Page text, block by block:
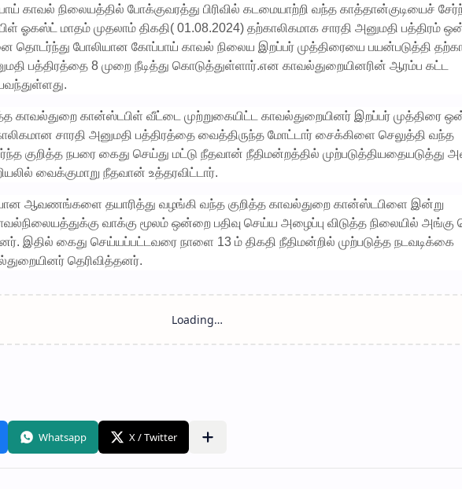
காவல் நிலையத்தில் போக்குவரத்து பிரிவில் கடமையாற்றி வந்த காத்தான்குடியைச்
ஓகஸ்ட் மாதம் முதலாம் திகதி( 01.08.2024) தற்காலிகமாக சாரதி அனுமதி பத்திரம்
போலியான கோப்பாய் காவல் நிலைய இறப்பர் முத்திரையை பயன்படுத்தி
பத்திரத்தை 8 முறை நீடித்து கொடுத்துள்ளார்.என காவல்துறையினரின் ஆரம்ப கட்ட
காவல்துறை கான்ஸ்டபிள் வீட்டை முற்றுகையிட்ட காவல்துறையினர் இறப்பர் முத்திரை
சாரதி அனுமதி பத்திரத்தை வைத்திருந்த மோட்டார் சைக்கிளை செலுத்தி வந்த
குறித்த நபரை கைது செய்து மட்டு நீதவான் நீதிமன்றத்தில் முற்படுத்தியதையடுத்து
வைக்குமாறு நீதவான் உத்தரவிட்டார்.
ஆவணங்களை தயாரித்து வழங்கி வந்த குறித்த காவல்துறை கான்ஸ்டபிளை இன்று
வாக்கு மூலம் ஒன்றை பதிவு செய்ய அழைப்பு விடுத்த நிலையில் அங்கு
இதில் கைது செய்யப்பட்டவரை நாளை 13 ம் திகதி நீதிமன்றில் முற்படுத்த நடவடிக்கை
தெரிவித்தனர்.